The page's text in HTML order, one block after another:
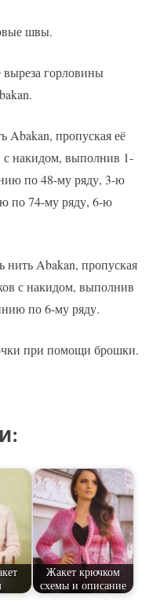
швы.
горловины
Abakan, пропуская её
с накидом, выполнив 1-
по 48-му ряду, 3-ю
по 74-му ряду, 6-ю
нить Abakan, пропуская
с накидом, выполнив
по 6-му ряду.
при помощи брошки.
Жакет крючком
схемы и описание